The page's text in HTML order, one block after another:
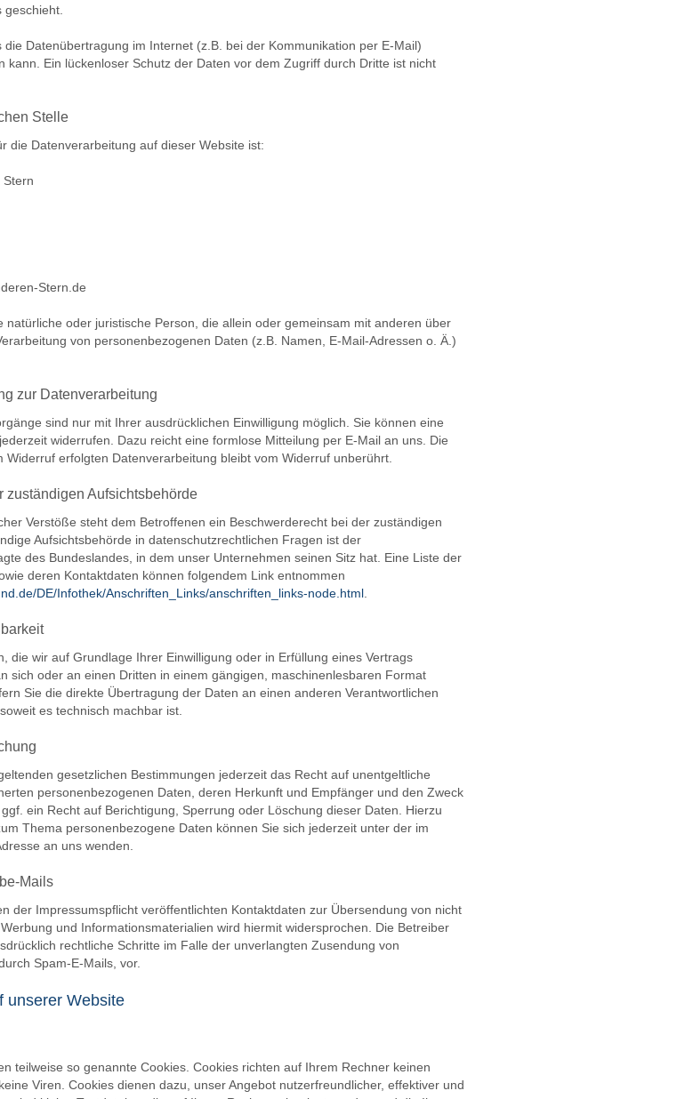
Datenübertragung im Internet (z.B. bei der Kommunikation per E-Mail)
kann. Ein lückenloser Schutz der Daten vor dem Zugriff durch Dritte ist nicht
Stelle
die Datenverarbeitung auf dieser Website ist:
Stern
Stern.de
natürliche oder juristische Person, die allein oder gemeinsam mit anderen über
von personenbezogenen Daten (z.B. Namen, E-Mail-Adressen o. Ä.)
zur Datenverarbeitung
sind nur mit Ihrer ausdrücklichen Einwilligung möglich. Sie können eine
widerrufen. Dazu reicht eine formlose Mitteilung per E-Mail an uns. Die
Widerruf erfolgten Datenverarbeitung bleibt vom Widerruf unberührt.
zuständigen Aufsichtsbehörde
Verstöße steht dem Betroffenen ein Beschwerderecht bei der zuständigen
Aufsichtsbehörde in datenschutzrechtlichen Fragen ist der
des Bundeslandes, in dem unser Unternehmen seinen Sitz hat. Eine Liste der
deren Kontaktdaten können folgendem Link entnommen
DE/Infothek/Anschriften_Links/anschriften_links-node.html
die wir auf Grundlage Ihrer Einwilligung oder in Erfüllung eines Vertrags
sich oder an einen Dritten in einem gängigen, maschinenlesbaren Format
Sie die direkte Übertragung der Daten an einen anderen Verantwortlichen
es technisch machbar ist.
gesetzlichen Bestimmungen jederzeit das Recht auf unentgeltliche
personenbezogenen Daten, deren Herkunft und Empfänger und den Zweck
ein Recht auf Berichtigung, Sperrung oder Löschung dieser Daten. Hierzu
Thema personenbezogene Daten können Sie sich jederzeit unter der im
an uns wenden.
Mails
der Impressumspflicht veröffentlichten Kontaktdaten zur Übersendung von nicht
und Informationsmaterialien wird hiermit widersprochen. Die Betreiber
rechtliche Schritte im Falle der unverlangten Zusendung von
Spam-E-Mails, vor.
unserer Website
teilweise so genannte Cookies. Cookies richten auf Ihrem Rechner keinen
Viren. Cookies dienen dazu, unser Angebot nutzerfreundlicher, effektiver und